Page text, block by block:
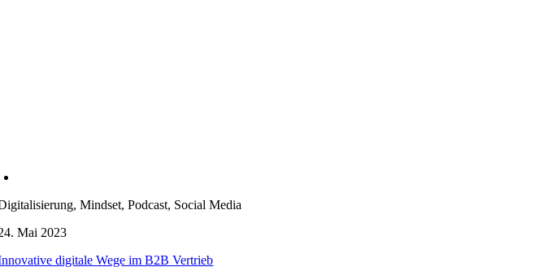
Mindset, Podcast, Social Media
Mai 2023
digitale Wege im B2B Vertrieb